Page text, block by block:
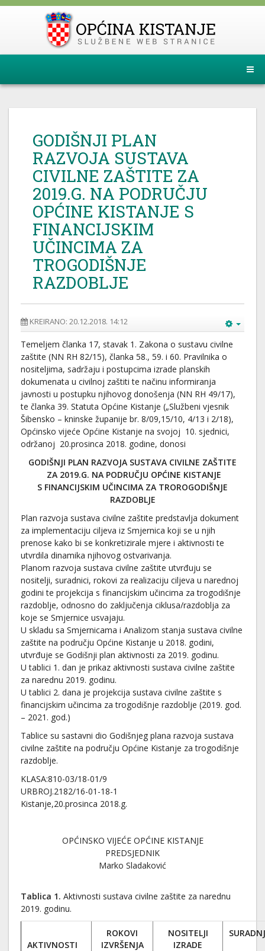
GODIŠNJI PLAN
RAZVOJA SUSTAVA
CIVILNE ZAŠTITE ZA
2019.G. NA PODRUČJU
OPĆINE KISTANJE S
FINANCIJSKIM
UČINCIMA ZA
TROGODIŠNJE
RAZDOBLJE
KREIRANO: 20.12.2018. 14:12
Temeljem članka 17, stavak 1. Zakona o sustavu civilne
zaštite (NN RH 82/15), članka 58., 59. i 60. Pravilnika o
nositeljima, sadržaju i postupcima izrade planskih
dokumenata u civilnoj zaštiti te načinu informiranja
javnosti u postupku njihovog donošenja (NN RH 49/17),
te članka 39. Statuta Općine Kistanje („Službeni vjesnik
Šibensko – kninske županije br. 8/09,15/10, 4/13 i 2/18),
Općinsko vijeće Općine Kistanje na svojoj 10. sjednici,
održanoj 20.prosinca 2018. godine, donosi
GODIŠNJI PLAN RAZVOJA SUSTAVA CIVILNE ZAŠTITE
ZA 2019.G. NA PODRUČJU OPĆINE KISTANJE
S FINANCIJSKIM UČINCIMA ZA TROROGODIŠNJE
RAZDOBLJE
Plan razvoja sustava civilne zaštite predstavlja dokument
za implementaciju ciljeva iz Smjernica koji se u njih
prenose kako bi se konkretizirale mjere i aktivnosti te
utvrdila dinamika njihovog ostvarivanja.
Planom razvoja sustava civilne zaštite utvrđuju se
nositelji, suradnici, rokovi za realizaciju ciljeva u narednoj
godini te projekcija s financijskim učincima za trogodišnje
razdoblje, odnosno do zaključenja ciklusa/razdoblja za
koje se Smjernice usvajaju.
U skladu sa Smjernicama i Analizom stanja sustava civilne
zaštite na području Općine Kistanje u 2018. godini,
utvrđuje se Godišnji plan aktivnosti za 2019. godinu.
U tablici 1. dan je prikaz aktivnosti sustava civilne zaštite
za narednu 2019. godinu.
U tablici 2. dana je projekcija sustava civilne zaštite s
financijskim učincima za trogodišnje razdoblje (2019. god.
– 2021. god.)
Tablice su sastavni dio Godišnjeg plana razvoja sustava
civilne zaštite na području Općine Kistanje za trogodišnje
razdoblje.
KLASA:810-03/18-01/9
URBROJ.2182/16-01-18-1
Kistanje,20.prosinca 2018.g.
OPĆINSKO VIJEĆE OPĆINE KISTANJE
PREDSJEDNIK
Marko Sladaković
Tablica 1. Aktivnosti sustava civilne zaštite za narednu
2019. godinu.
AKTIVNOSTI
ROKOVI
IZVRŠENJA
NOSITELJI
IZRADE